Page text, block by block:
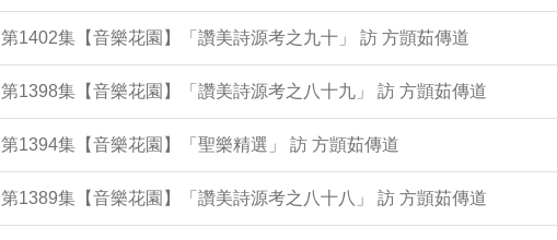
第1402集【音樂花園】「讚美詩源考之九十」 訪 方顗茹傳道
第1398集【音樂花園】「讚美詩源考之八十九」 訪 方顗茹傳道
第1394集【音樂花園】「聖樂精選」 訪 方顗茹傳道
第1389集【音樂花園】「讚美詩源考之八十八」 訪 方顗茹傳道